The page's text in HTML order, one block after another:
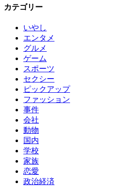
カテゴリー
いやし
エンタメ
グルメ
ゲーム
スポーツ
セクシー
ピックアップ
ファッション
事件
会社
動物
国内
学校
家族
恋愛
政治経済